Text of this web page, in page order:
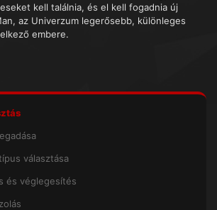
kell találnia, és el kell fogadnia új
az Univerzum legerősebb, különleges
embere.
választása
és véglegesítés